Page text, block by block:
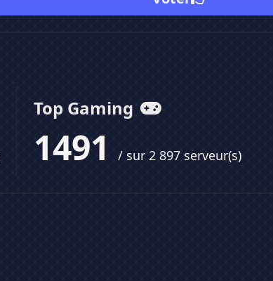
Top Gaming
1491 / sur 2 897 serveur(s)